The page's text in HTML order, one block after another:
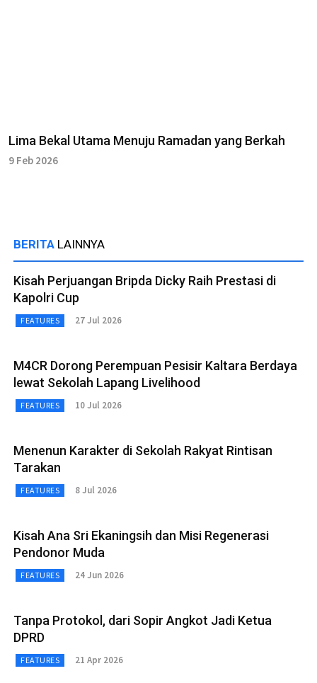
Lima Bekal Utama Menuju Ramadan yang Berkah
9 Feb 2026
BERITA LAINNYA
Kisah Perjuangan Bripda Dicky Raih Prestasi di
Kapolri Cup
FEATURES 27 Jul 2026
M4CR Dorong Perempuan Pesisir Kaltara Berdaya
lewat Sekolah Lapang Livelihood
FEATURES 10 Jul 2026
Menenun Karakter di Sekolah Rakyat Rintisan
Tarakan
FEATURES 8 Jul 2026
Kisah Ana Sri Ekaningsih dan Misi Regenerasi
Pendonor Muda
FEATURES 24 Jun 2026
Tanpa Protokol, dari Sopir Angkot Jadi Ketua
DPRD
FEATURES 21 Apr 2026